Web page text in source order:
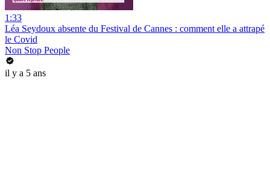
1:33
Léa Seydoux absente du Festival de Cannes : comment elle a attrapé
le Covid
Non Stop People
il y a 5 ans